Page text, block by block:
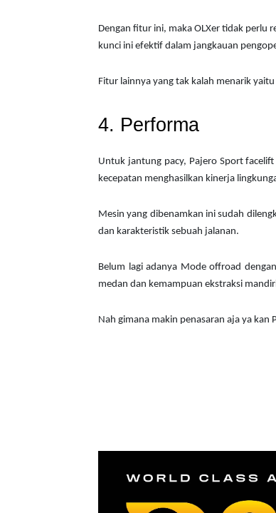
Dengan fitur ini, maka OLXer tidak perlu
kunci ini efektif dalam jangkauan
Fitur lainnya yang tak kalah menarik
4. Performa
Untuk jantung pacy, Pajero Sport
kecepatan menghasilkan kinerja
Mesin yang dibenamkan ini sudah
dan karakteristik sebuah jalanan.
Belum lagi adanya Mode offroad
medan dan kemampuan ekstraksi
Nah gimana makin penasaran aja ya